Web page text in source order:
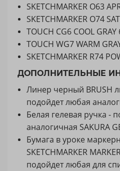
SKETCHMARKER O63
SKETCHMARKER O74
TOUCH CG6 COOL GRAY
TOUCH WG7 WARM
SKETCHMARKER R74
ДОПОЛНИТЕЛЬНЫЕ
Линер черный BRUSH
подойдет любая
Белая гелевая ручка -
аналогичная SAKURA
Бумага в уроке
SKETCHMARKER
подойдет любая для